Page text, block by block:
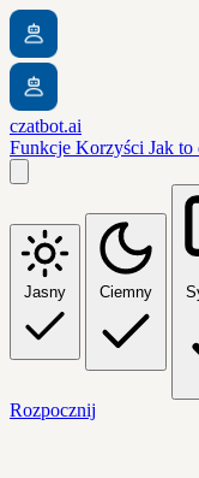
czatbot.ai
Funkcje Korzyści Jak to
Jasny Ciemny
Rozpocznij